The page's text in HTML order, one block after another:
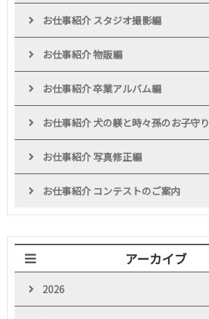
お仕事紹介 スタジオ撮影編
お仕事紹介 物販編
お仕事紹介 卒業アルバム編
お仕事紹介 犬の躾と時々孫のお子守り
お仕事紹介 写真修正編
お仕事紹介 コンテストのご案内
アーカイブ
2026